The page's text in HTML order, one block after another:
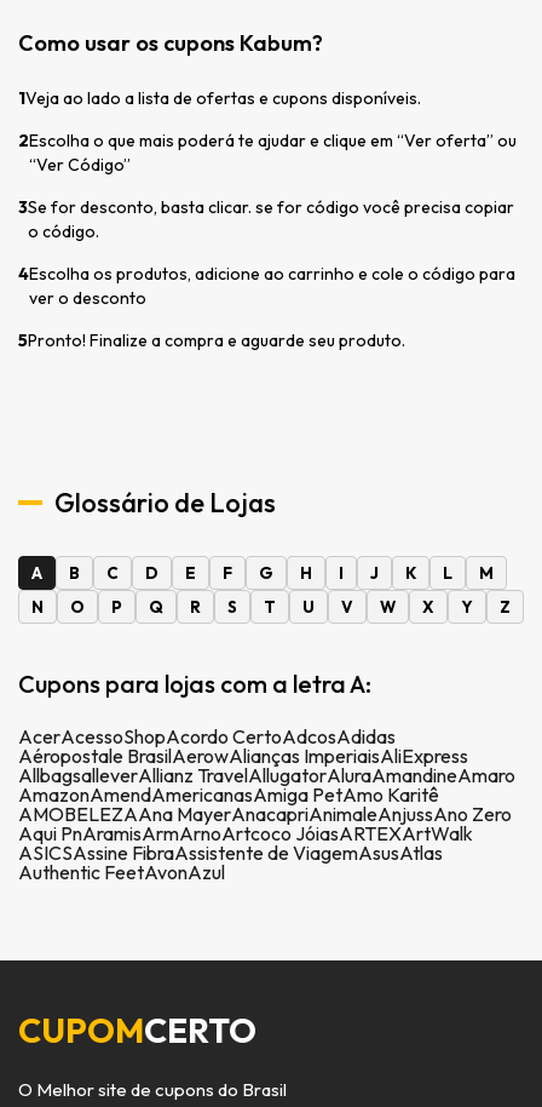
Como usar os cupons Kabum?
1Veja ao lado a lista de ofertas e cupons disponíveis.
2Escolha o que mais poderá te ajudar e clique em “Ver oferta” ou
“Ver Código”
3Se for desconto, basta clicar. se for código você precisa copiar
o código.
4Escolha os produtos, adicione ao carrinho e cole o código para
ver o desconto
5Pronto! Finalize a compra e aguarde seu produto.
Glossário de Lojas
A B C D E F G H I J K L
M
N
O P Q R S T U V W X Y Z
Cupons para lojas com a letra A:
AcerAcessoShopAcordo CertoAdcosAdidas
Aéropostale BrasilAerowAlianças ImperiaisAliExpress
AllbagsalleverAllianz TravelAllugatorAluraAmandineAmaro
AmazonAmendAmericanasAmiga PetAmo Karitê
AMOBELEZAAna MayerAnacapriAnimaleAnjussAno Zero
Aqui PnAramisArmArnoArtcoco JóiasARTEXArtWalk
ASICSAssine FibraAssistente de ViagemAsusAtlas
Authentic FeetAvonAzul
CUPOMCERTO
O Melhor site de cupons do Brasil